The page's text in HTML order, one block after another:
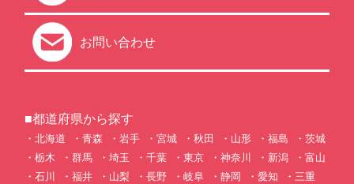
お問い合わせ
■都道府県から探す
北海道 青森 岩手 宮城 秋田 山形 福島
茨城
栃木
群馬 埼玉 千葉 東京 神奈川 新潟
富山
石川
福井 山梨 長野 岐阜 静岡 愛知
三重